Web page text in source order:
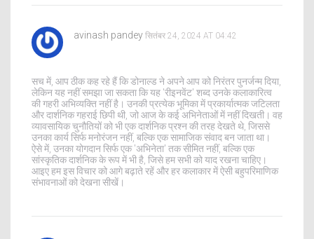
avinash pandey सितंबर 24, 2024 AT 04:42
सच में, आप ठीक कह रहे हैं कि डोनाल्ड ने अपने आप को निरंतर पुनर्जन्म दिया,
लेकिन यह नहीं समझा जा सकता कि यह 'रीइनवेंट' शब्द उनके कलाकारित्व
की गहरी अभिव्यक्ति नहीं है। उनकी प्रत्येक भूमिका में प्रकार्यात्मक जटिलता
और दार्शनिक गहराई छिपी थी, जो आज के कई अभिनेताओं में नहीं दिखती। वह
व्यावसायिक चुनौतियों को भी एक दार्शनिक प्रश्न की तरह देखते थे, जिससे
उनका कार्य सिर्फ मनोरंजन नहीं, बल्कि एक सामाजिक संवाद बन जाता था।
ऐसे में, उनका योगदान सिर्फ एक 'अभिनेता' तक सीमित नहीं, बल्कि एक
सांस्कृतिक दार्शनिक के रूप में भी है, जिसे हम सभी को याद रखना चाहिए।
आइए हम इस विचार को आगे बढ़ाते रहें और हर कलाकार में ऐसी बहुपरिमाणिक
संभावनाओं को देखना सीखें।